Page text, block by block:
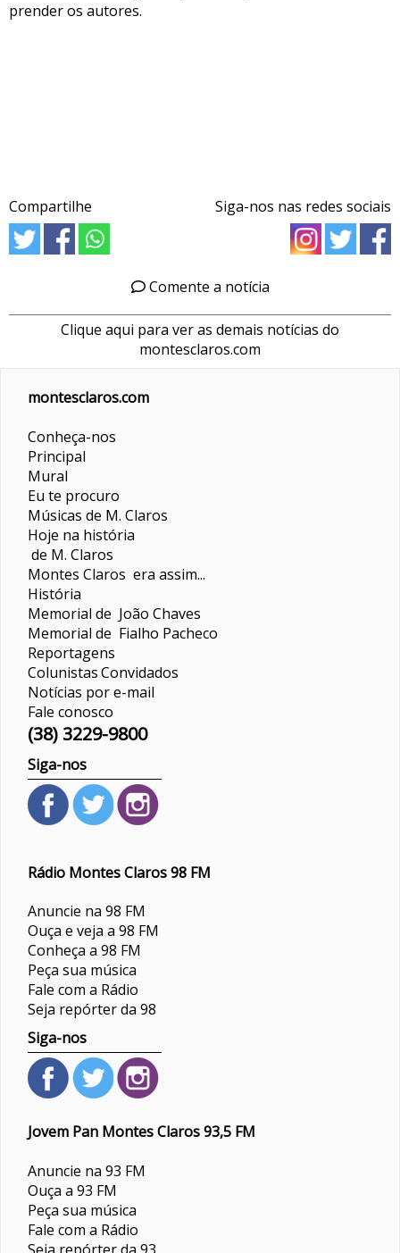
prender os autores.
Compartilhe Siga-nos nas redes sociais
Comente a notícia
Clique aqui para ver as demais notícias do
montesclaros.com
montesclaros.com
Conheça-nos
Principal
Mural
Eu te procuro
Músicas de M. Claros
Hoje na história
de M. Claros
Montes Claros era assim...
História
Memorial de João Chaves
Memorial de Fialho Pacheco
Reportagens
ColunistasConvidados
Notícias por e-mail
Fale conosco
(38) 3229-9800
Siga-nos
Rádio Montes Claros 98 FM
Anuncie na 98 FM
Ouça e veja a 98 FM
Conheça a 98 FM
Peça sua música
Fale com a Rádio
Seja repórter da 98
Siga-nos
Jovem Pan Montes Claros 93,5 FM
Anuncie na 93 FM
Ouça a 93 FM
Peça sua música
Fale com a Rádio
Seja repórter da 93